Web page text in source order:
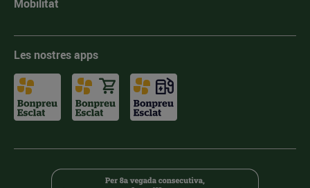
Mobilitat
Les nostres apps